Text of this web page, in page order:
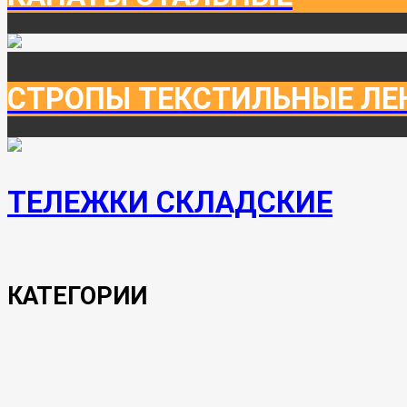
СТРОПЫ ТЕКСТИЛЬНЫЕ
ТЕЛЕЖКИ СКЛАДСКИЕ
КАТЕГОРИИ